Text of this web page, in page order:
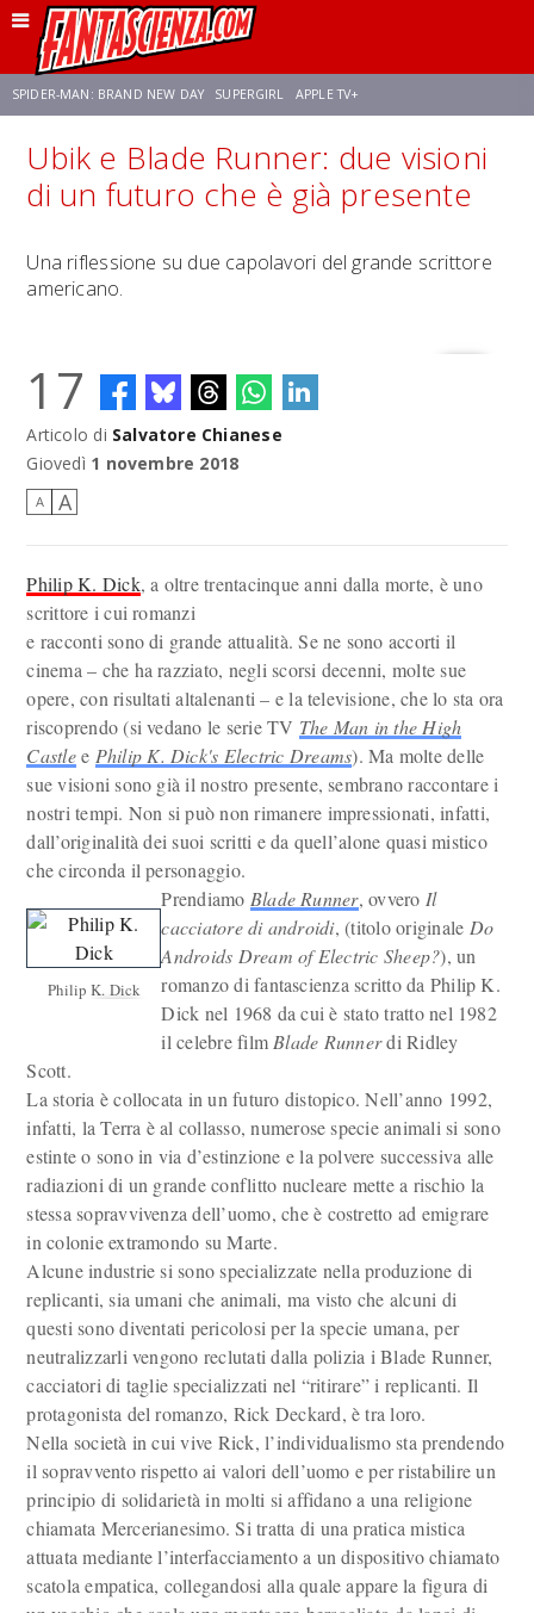
SPIDER-MAN: BRAND NEW DAY SUPERGIRL APPLE TV+
FRANCO RICCIARDIELLO ZENDAYA STAR TREK AVENGERS: DOOMSDAY
Ubik e Blade Runner: due visioni
di un futuro che è già presente
Una riflessione su due capolavori del grande scrittore
americano.
17
Articolo di Salvatore Chianese
Giovedì 1 novembre 2018
A A
Philip K. Dick, a oltre trentacinque anni dalla morte, è uno
scrittore i cui romanzi
e racconti sono di grande attualità. Se ne sono accorti il
cinema – che ha razziato, negli scorsi decenni, molte sue
opere, con risultati altalenanti – e la televisione, che lo sta ora
riscoprendo (si vedano le serie TV The Man in the High
Castlee Philip K. Dick's Electric Dreams). Ma molte delle
sue visioni sono già il nostro presente, sembrano raccontare i
nostri tempi. Non si può non rimanere impressionati, infatti,
dall’originalità dei suoi scritti e da quell’alone quasi mistico
che circonda il personaggio.
Philip K. Dick
Prendiamo Blade Runner, ovvero Il
cacciatore di androidi, (titolo originale Do
Androids Dream of Electric Sheep?), un
romanzo di fantascienza scritto da Philip K.
Dick nel 1968 da cui è stato tratto nel 1982
il celebre film Blade Runnerdi Ridley
Scott.
La storia è collocata in un futuro distopico. Nell’anno 1992,
infatti, la Terra è al collasso, numerose specie animali si sono
estinte o sono in via d’estinzione e la polvere successiva alle
radiazioni di un grande conflitto nucleare mette a rischio la
stessa sopravvivenza dell’uomo, che è costretto ad emigrare
in colonie extramondo su Marte.
Alcune industrie si sono specializzate nella produzione di
replicanti, sia umani che animali, ma visto che alcuni di
questi sono diventati pericolosi per la specie umana, per
neutralizzarli vengono reclutati dalla polizia i Blade Runner,
cacciatori di taglie specializzati nel “ritirare” i replicanti. Il
protagonista del romanzo, Rick Deckard, è tra loro.
Nella società in cui vive Rick, l’individualismo sta prendendo
il sopravvento rispetto ai valori dell’uomo e per ristabilire un
principio di solidarietà in molti si affidano a una religione
chiamata Mercerianesimo. Si tratta di una pratica mistica
attuata mediante l’interfacciamento a un dispositivo chiamato
scatola empatica, collegandosi alla quale appare la figura di